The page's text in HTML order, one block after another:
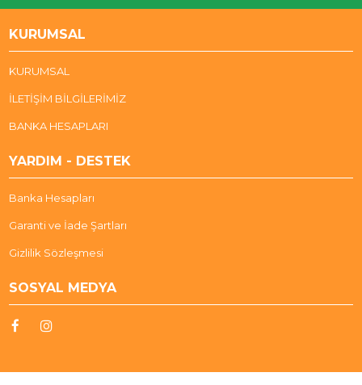
KURUMSAL
KURUMSAL
İLETİŞİM BİLGİLERİMİZ
BANKA HESAPLARI
YARDIM - DESTEK
Banka Hesapları
Garanti ve İade Şartları
Gizlilik Sözleşmesi
SOSYAL MEDYA